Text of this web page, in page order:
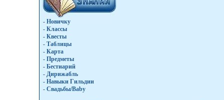
- Новичку
- Классы
- Квесты
- Таблицы
- Карта
- Предметы
- Бестиарий
- Дирижабль
- Навыки Гильдии
- Свадьбы/Baby